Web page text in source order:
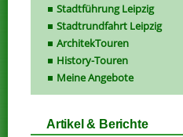
Stadtführung Leipzig
Stadtrundfahrt Leipzig
ArchitekTouren
History-Touren
Meine Angebote
Artikel & Berichte